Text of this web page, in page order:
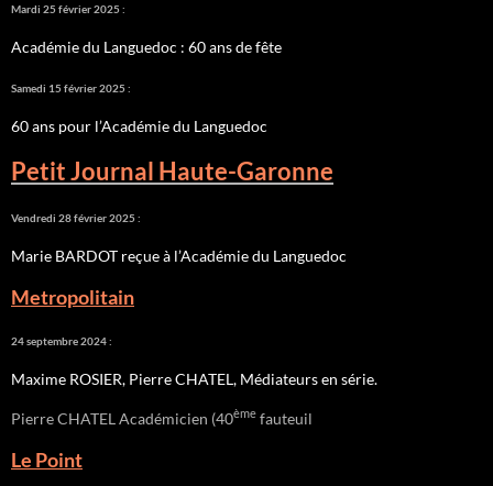
Mardi 25 février 2025 :
Académie du Languedoc : 60 ans de fête
Samedi 15 février 2025 :
60 ans pour l’Académie du Languedoc
Petit Journal Haute-Garonne
Vendredi 28 février 2025 :
Marie BARDOT reçue à l’Académie du Languedoc
Metropolitain
24 septembre 2024 :
Maxime ROSIER, Pierre CHATEL, Médiateurs en série.
Pierre CHATEL Académicien (40ème fauteuil
Le Point